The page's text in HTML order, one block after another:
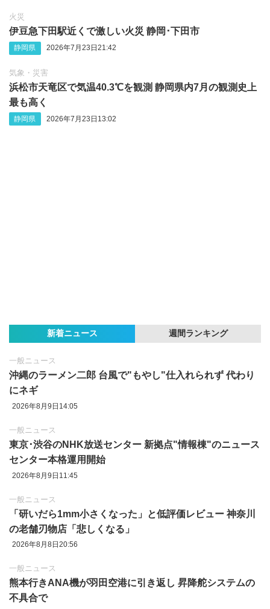
火災
伊豆急下田駅近くで激しい火災 静岡‪･‬下田市
静岡県 2026年7月23日21:42
気象・災害
浜松市天竜区で気温40.3℃を観測 静岡県内7月の観測史上
最も高く
静岡県 2026年7月23日13:02
新着ニュース 週間ランキング
一般ニュース
沖縄のラーメン二郎 台風で"もやし"仕入れられず 代わり
にネギ
2026年8月9日14:05
一般ニュース
東京‪･‬渋谷のNHK放送センター 新拠点"情報棟"のニュース
センター本格運用開始
2026年8月9日11:45
一般ニュース
「研いだら1mm小さくなった」と低評価レビュー 神奈川
の老舗刃物店「悲しくなる」
2026年8月8日20:56
一般ニュース
熊本行きANA機が羽田空港に引き返し 昇降舵システムの
不具合で